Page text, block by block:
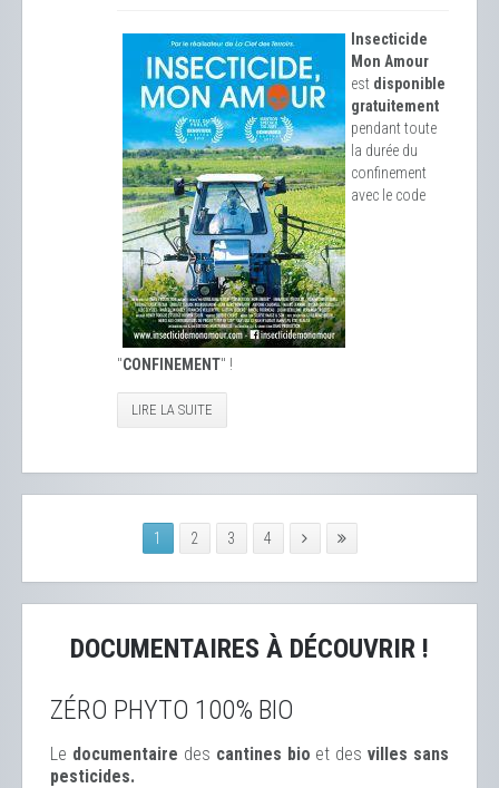
Insecticide
Mon Amour
est disponible
gratuitement
pendant toute
la durée du
confinement
avec le code
"CONFINEMENT" !
LIRE LA SUITE
1 2 3 4
DOCUMENTAIRES À DÉCOUVRIR !
ZÉRO PHYTO 100% BIO
Le documentaire des cantines bio et desvilles sans
pesticides.